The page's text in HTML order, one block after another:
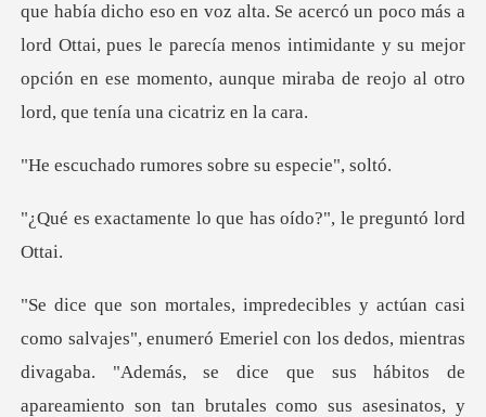
Se acercó un poco más a
lord Ottai, pues le parecía menos intimidante y su mejor
opción
mores sobre su e
lo que has oído?", le
agaba. "Además, se dice que sus hábitos de
apareamiento son tan brutales como sus asesinatos, y